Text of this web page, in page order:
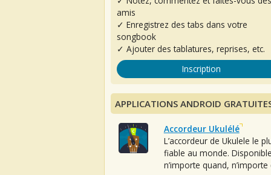
amis
✓ Enregistrez des tabs dans votre
songbook
✓ Ajouter des tablatures, reprises, etc.
Inscription
APPLICATIONS ANDROID
Accordeur Ukulélé
L’accordeur de Ukulele le
fiable au monde. Disponible
n’importe quand, n’importe